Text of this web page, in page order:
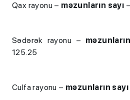
Qax rayonu – məzunların sayı
Sədərək rayonu –
125.25
Culfa rayonu – məzunların sayı